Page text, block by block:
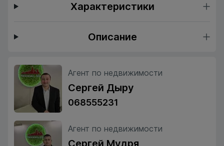
Характеристики
Описание
Агент по недвижимости
Сергей Дыру
068555231
Агент по недвижимости
Сергей Мудря